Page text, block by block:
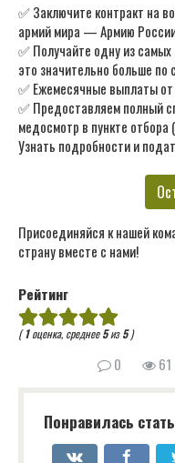
✅ Заключите контракт на
армий мира — Армию
✅ Получайте одну из
это значительно больше по
✅ Ежемесячные выплаты от
✅ Предоставляем полный
медосмотр в пункте отбора
Узнать подробности и
Присоединяйся к нашей
страну вместе с нами!
Рейтинг
(1оценка, среднее5из5)
0 61
Понравилась